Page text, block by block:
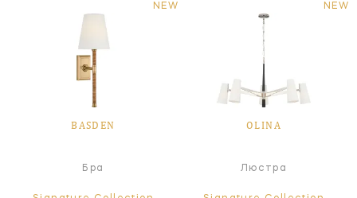
NEW
BASDEN
Бра
NEW
OLINA
Люстра